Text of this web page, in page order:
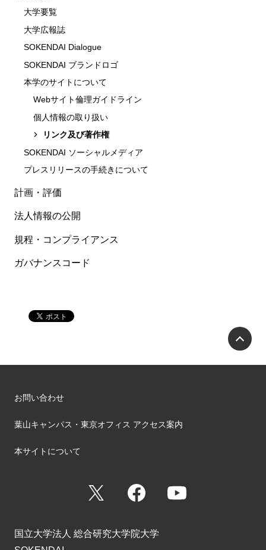
大学要覧
大学広報誌
SOKENDAI Dialogue
SOKENDAI ブランドロゴ
本学のサイトについて
Webサイト倫理ガイドライン
個人情報の取り扱い
リンク及び著作権
SOKENDAI ソーシャルメディア
プレスリリースの手続きについて
計画・評価
法人情報の公開
規程・コンプライアンス
ガバナンスコード
お問い合わせ
葉山キャンパス・東京オフィス アクセス案内
本サイトについて
Facebook
国立大学法人 総合研究大学院大学